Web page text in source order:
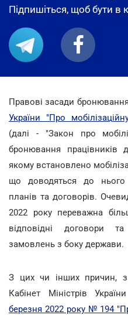
Підпишіться, щоб бути в
Правові засади
України "Про
(далі - "Закон про
бронювання працівників
якому встановлено
що доводяться до нього
планів та договорів.
2022 року переважна
відповідні договори
замовлень з боку держави.
З цих чи інших причин,
Кабінет Міністрів
березня 2022 року № 194